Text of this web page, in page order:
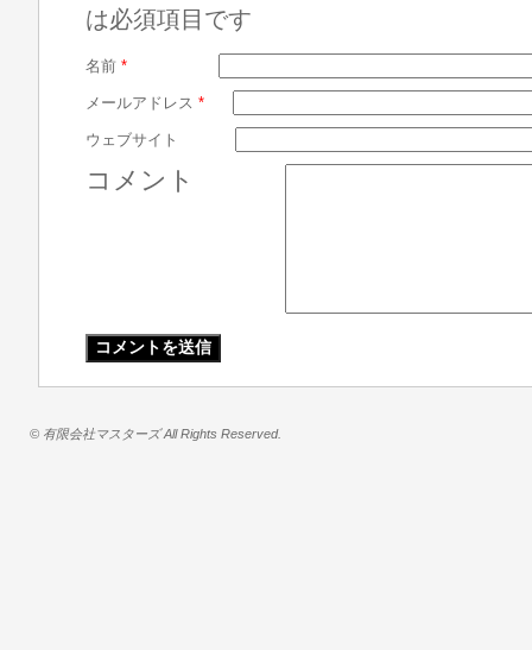
は必須項目です
名前 *
メールアドレス *
ウェブサイト
コメント
© 有限会社マスターズ All Rights Reserved.